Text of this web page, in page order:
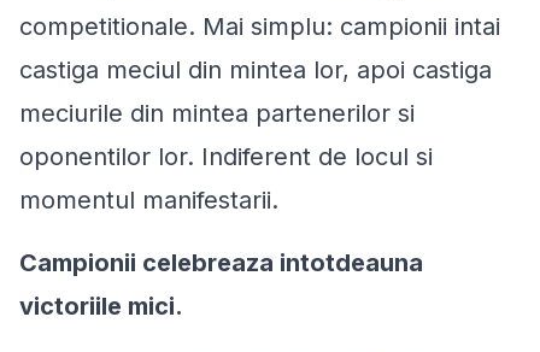
competitionale. Mai simplu: campionii intai
castiga meciul din mintea lor, apoi castiga
meciurile din mintea partenerilor si
oponentilor lor. Indiferent de locul si
momentul manifestarii.
Campionii celebreaza intotdeauna
victoriile mici.